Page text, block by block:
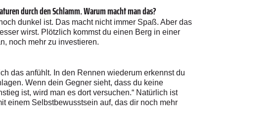
durch den Schlamm. Warum macht man das?
dunkel ist. Das macht nicht immer Spaß. Aber das
wirst. Plötzlich kommst du einen Berg in einer
noch mehr zu investieren.
das anfühlt. In den Rennen wiederum erkennst du
Wenn dein Gegner sieht, dass du keine
ist, wird man es dort versuchen.“ Natürlich ist
einem Selbstbewusstsein auf, das dir noch mehr